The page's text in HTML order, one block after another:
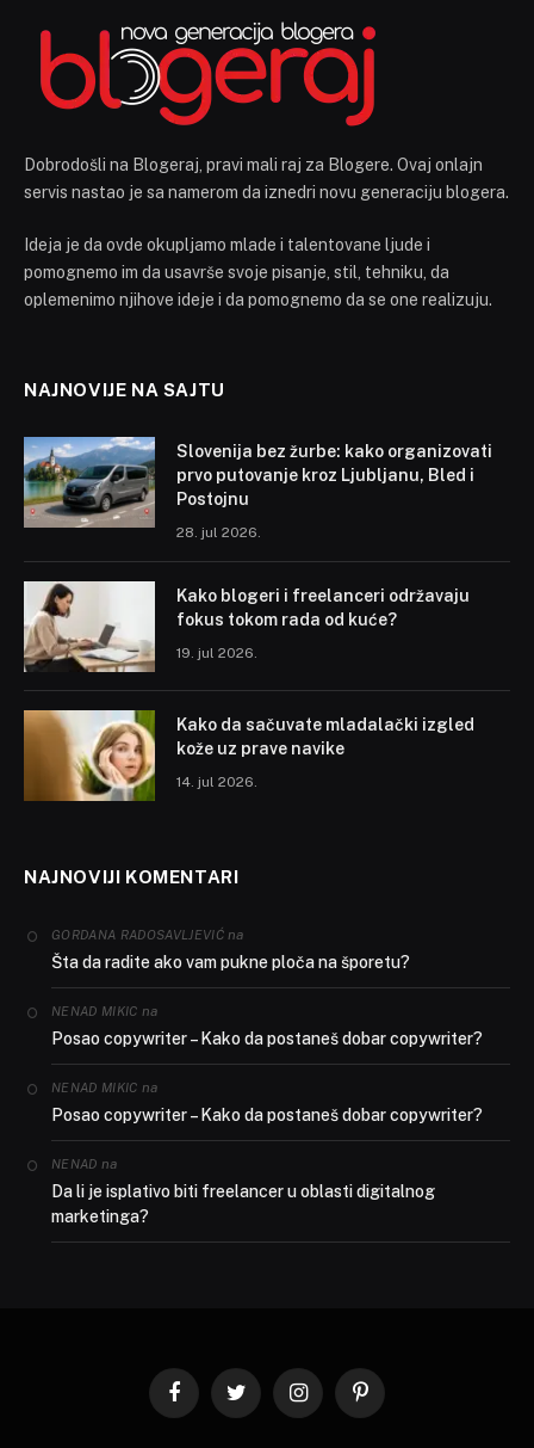
Dobrodošli na Blogeraj, pravi mali raj za Blogere. Ovaj onlajn
servis nastao je sa namerom da iznedri novu generaciju blogera.
Ideja je da ovde okupljamo mlade i talentovane ljude i
pomognemo im da usavrše svoje pisanje, stil, tehniku, da
oplemenimo njihove ideje i da pomognemo da se one realizuju.
NAJNOVIJE NA SAJTU
Slovenija bez žurbe: kako organizovati
prvo putovanje kroz Ljubljanu, Bled i
Postojnu
28. jul 2026.
Kako blogeri i freelanceri održavaju
fokus tokom rada od kuće?
19. jul 2026.
Kako da sačuvate mladalački izgled
kože uz prave navike
14. jul 2026.
NAJNOVIJI KOMENTARI
GORDANA RADOSAVLJEVIĆna
Šta da radite ako vam pukne ploča na šporetu?
NENAD MIKIC na
Posao copywriter – Kako da postaneš dobar copywriter?
NENAD MIKIC na
Posao copywriter – Kako da postaneš dobar copywriter?
NENAD na
Da li je isplativo biti freelancer u oblasti digitalnog
marketinga?
FacebookTwitter InstagramPinterest